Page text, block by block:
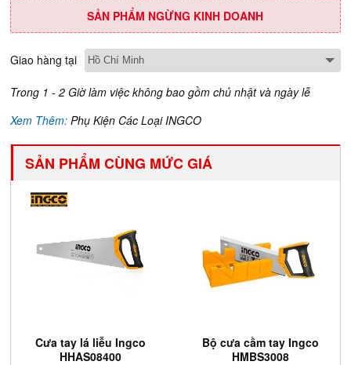
SẢN PHẨM NGỪNG KINH DOANH
Giao hàng tại
Trong 1 - 2 Giờ làm việc không bao gồm chủ nhật và ngày lễ
Xem Thêm:Phụ Kiện Các Loại INGCO
SẢN PHẨM CÙNG MỨC GIÁ
Cưa tay lá liễu Ingco
HHAS08400
Bộ cưa cầm tay Ingco
HMBS3008